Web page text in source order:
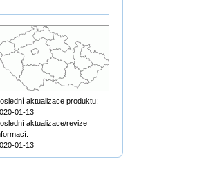
aktualizace produktu:
01-13
aktualizace/revize
01-13